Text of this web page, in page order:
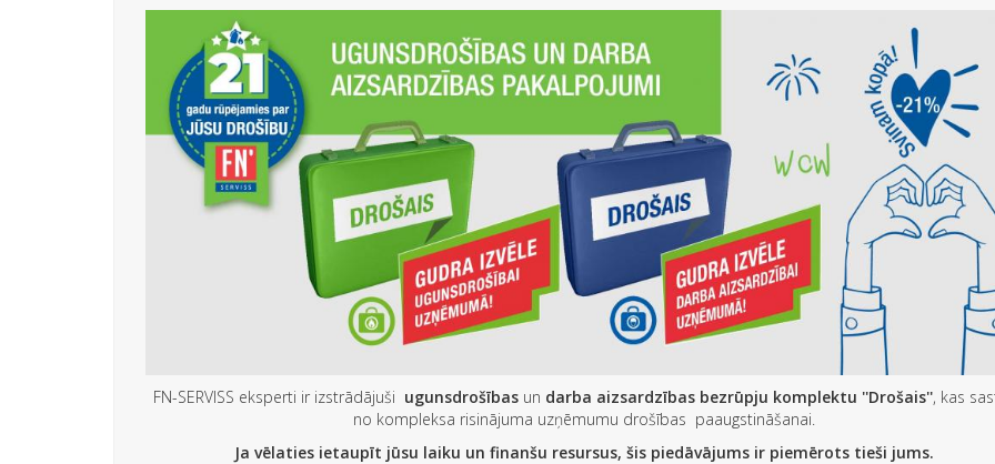
FN-SERVISS eksperti ir izstrādājuši ugunsdrošības un darba aizsardzības bezrūpju komplektu ''Drošais'', kas
no kompleksa risinājuma uzņēmumu drošības paaugstināšanai.
Ja vēlaties ietaupīt jūsu laiku un finanšu resursus, šis piedāvājums ir piemērots tieši jums.